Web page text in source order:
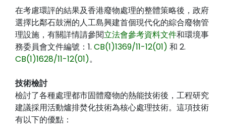
在考慮環評的結果及香港廢物處理的整體策略後，政府
選擇比鄰石鼓洲的人工島興建首個現代化的綜合廢物管
理設施，有關詳情請參閱立法會參考資料文件和環境事
務委員會文件編號：1. CB(1)1369/11-12(01) 和 2.
CB(1)1628/11-12(01)。
技術檢討
檢討了各種處理都市固體廢物的熱能技術後，工程研究
建議採用活動爐排焚化技術為核心處理技術。這項技術
有以下的優點：